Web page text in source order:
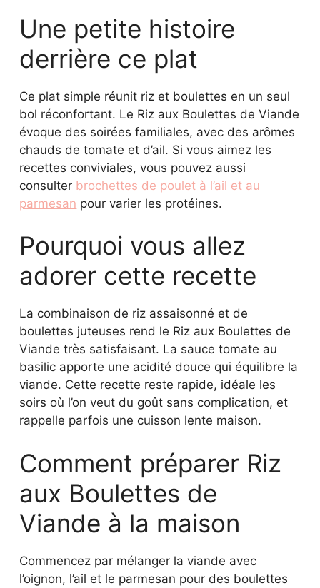
Une petite histoire
derrière ce plat
Ce plat simple réunit riz et boulettes en un seul
bol réconfortant. Le Riz aux Boulettes de Viande
évoque des soirées familiales, avec des arômes
chauds de tomate et d’ail. Si vous aimez les
recettes conviviales, vous pouvez aussi
consulter brochettes de poulet à l’ail et au
parmesan pour varier les protéines.
Pourquoi vous allez
adorer cette recette
La combinaison de riz assaisonné et de
boulettes juteuses rend le Riz aux Boulettes de
Viande très satisfaisant. La sauce tomate au
basilic apporte une acidité douce qui équilibre la
viande. Cette recette reste rapide, idéale les
soirs où l’on veut du goût sans complication, et
rappelle parfois une cuisson lente maison.
Comment préparer Riz
aux Boulettes de
Viande à la maison
Commencez par mélanger la viande avec
l’oignon, l’ail et le parmesan pour des boulettes